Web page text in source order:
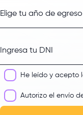
Elige tu año de egreso
Ingresa tu DNI
He leído y acepto
Autorizo el envío